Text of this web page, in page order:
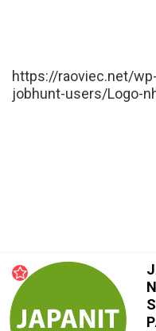
https://raoviec.net/
jobhunt-users/Logo-